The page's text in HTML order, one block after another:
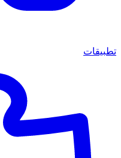
تطبيقات